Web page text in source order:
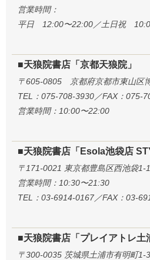
営業時間：
平日 12:00〜22:00／土日祝
■天狼院書店「京都天狼院」
〒605-0805 京都府京都市東山区
TEL：075-708-3930／FAX：075-
営業時間：10:00〜22:00
■天狼院書店「Esola池袋店
〒171-0021 東京都豊島区西池袋1-
営業時間：10:30〜21:30
TEL：03-6914-0167／FAX：03-
■天狼院書店「プレイアトレ土
〒300-0035 茨城県土浦市有明町1-